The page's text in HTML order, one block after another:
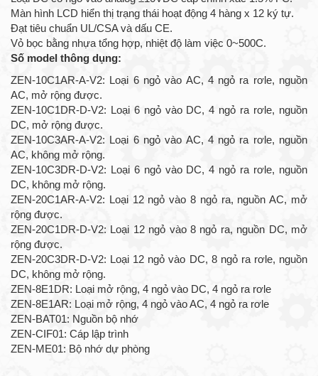
Màn hình LCD hiển thị trạng thái hoạt động 4 hàng x 12 ký tự.
Đạt tiêu chuẩn UL/CSA và dấu CE.
Vỏ bọc bằng nhựa tổng hợp, nhiệt độ làm việc 0~500C.
Số model thông dụng:
ZEN-10C1AR-A-V2: Loại 6 ngỏ vào AC, 4 ngỏ ra rơle, nguồn
AC, mở rộng được.
ZEN-10C1DR-D-V2: Loại 6 ngỏ vào DC, 4 ngỏ ra rơle, nguồn
DC, mở rộng được.
ZEN-10C3AR-A-V2: Loại 6 ngỏ vào AC, 4 ngỏ ra rơle, nguồn
AC, không mở rộng.
ZEN-10C3DR-D-V2: Loại 6 ngỏ vào DC, 4 ngỏ ra rơle, nguồn
DC, không mở rộng.
ZEN-20C1AR-A-V2: Loại 12 ngỏ vào 8 ngỏ ra, nguồn AC, mở
rộng được.
ZEN-20C1DR-D-V2: Loại 12 ngỏ vào 8 ngỏ ra, nguồn DC, mở
rộng được.
ZEN-20C3DR-D-V2: Loại 12 ngỏ vào DC, 8 ngỏ ra rơle, nguồn
DC, không mở rộng.
ZEN-8E1DR: Loại mở rộng, 4 ngỏ vào DC, 4 ngỏ ra rơle
ZEN-8E1AR: Loại mở rộng, 4 ngỏ vào AC, 4 ngỏ ra rơle
ZEN-BAT01: Nguồn bộ nhớ
ZEN-CIF01: Cáp lập trình
ZEN-ME01: Bộ nhớ dự phòng